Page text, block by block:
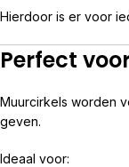
Hierdoor is er voor
Perfect
Muurcirkels worden
geven.
Ideaal voor: